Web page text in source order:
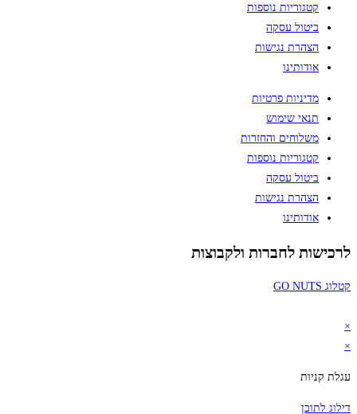
קטגוריות נוספות
ביטול עסקה
הצהרת נגישות
אודותינו
מדיניות פרטיות
תנאי שימוש
משלוחים והחזרות
קטגוריות נוספות
ביטול עסקה
הצהרת נגישות
אודותינו
לרכישות לחברות ולקבוצות
קטלוג GO NUTS
×
×
עגלת קניות
דילוג לתוכן